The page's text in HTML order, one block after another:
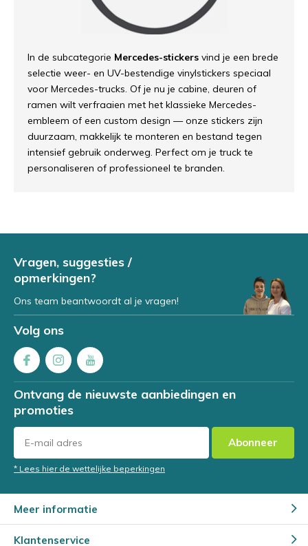
In de subcategorie Mercedes-stickers vind je een brede
selectie weer- en UV-bestendige vinylstickers speciaal
voor Mercedes-trucks. Of je nu je cabine, deuren of
ramen wilt verfraaien met het klassieke Mercedes-
embleem of een custom design — onze stickers zijn
duurzaam, makkelijk te monteren en bestand tegen
intensief gebruik onderweg. Perfect om je truck te
personaliseren of professioneel te branden.
Vragen, suggesties /
opmerkingen?
Ons team beantwoordt al je vragen!
Volg ons
Ontvang de nieuwste aanbiedingen en
promoties
Abonneer
* Lees hier de wettelijke beperkingen
Meer informatie
Klantenservice